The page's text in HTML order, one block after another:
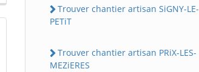
Trouver chantier artisan SiGNY-LE-
PETiT
Trouver chantier artisan PRiX-LES-
MEZiERES